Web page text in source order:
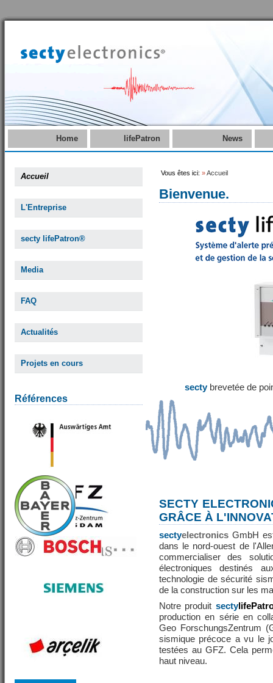
Home lifePatron News
Accueil
L'Entreprise
secty lifePatron®
Media
FAQ
Actualités
Projets en cours
Références
Vous êtes ici: »Accueil
Bienvenue.
secty brevetée de
SECTY
GRÂCE À
sectyelectronics GmbH
dans le nord-ouest de
commercialiser des
électroniques destinés
technologie de sécurité
de la construction sur les
Notre produit secty
production en série en
Geo ForschungsZentrum
sismique précoce a vu le
testées au GFZ. Cela
haut niveau.